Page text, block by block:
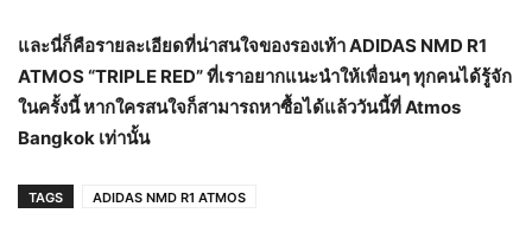
และนี่ก็คือรายละเอียดที่น่าสนใจของรองเท้า ADIDAS NMD R1
ATMOS “TRIPLE RED” ที่เราอยากแนะนำให้เพื่อนๆ ทุกคนได้รู้จัก
ในครั้งนี้ หากใครสนใจก็สามารถหาซื้อได้แล้ววันนี้ที่ Atmos
Bangkok เท่านั้น
TAGS ADIDAS NMD R1 ATMOS